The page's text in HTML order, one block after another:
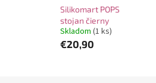
Silikomart POPS
stojan čierny
Skladom (1 ks)
€20,90